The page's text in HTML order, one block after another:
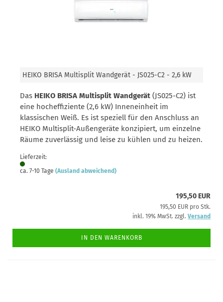
HEIKO BRISA Multisplit Wandgerät - JS025-C2 - 2,6 kW
Das HEIKO BRISA Multisplit Wandgerät (JS025-C2) ist
eine hocheffiziente (2,6 kW) Inneneinheit im
klassischen Weiß. Es ist speziell für den Anschluss an
HEIKO Multisplit-Außengeräte konzipiert, um einzelne
Räume zuverlässig und leise zu kühlen und zu heizen.
Lieferzeit:
ca. 7-10 Tage (Ausland abweichend)
195,50 EUR
195,50 EUR pro Stk.
inkl. 19% MwSt. zzgl. Versand
IN DEN WARENKORB